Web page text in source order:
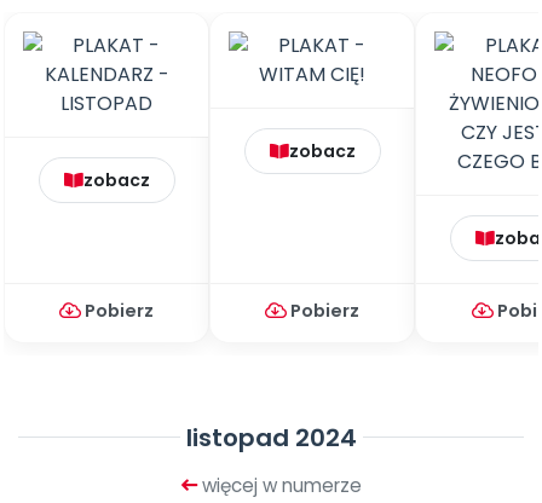
zobacz
Pobierz
zobacz
Pobierz
listopad 2024
więcej w numerze